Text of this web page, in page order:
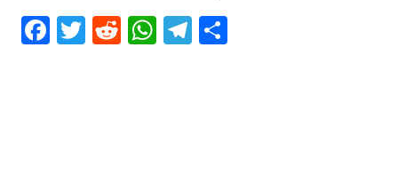
Facebook
Twitter
RedditWhatsApp
Telegram